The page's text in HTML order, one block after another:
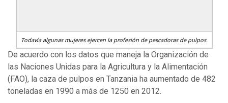
Todavía algunas mujeres ejercen la profesión de pescadoras de pulpos.
De acuerdo con los datos que maneja la Organización de
las Naciones Unidas para la Agricultura y la Alimentación
(FAO), la caza de pulpos en Tanzania ha aumentado de 482
toneladas en 1990 a más de 1250 en 2012.